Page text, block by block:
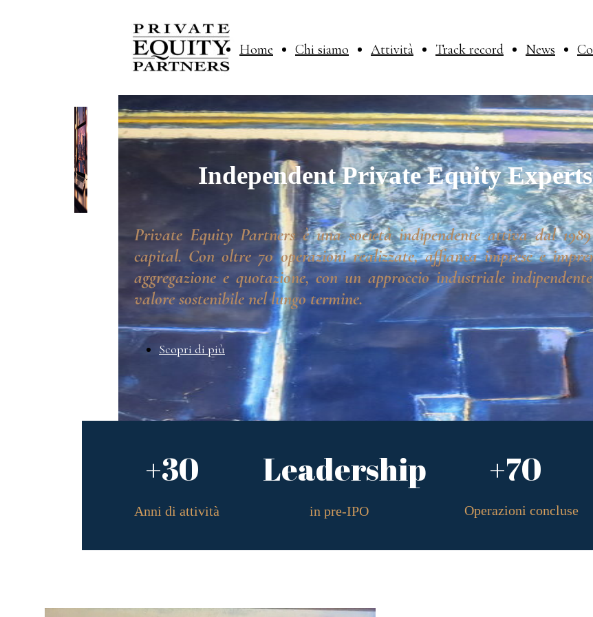
Home Chi siamo Attività Track record News
Independent Private Equity Experts
Private Equity Partners è una società indipendente attiva dal
capital. Con oltre 70 operazioni realizzate, affianca imprese e
aggregazione e quotazione, con un approccio industriale
valore sostenibile nel lungo termine.
Scopri di più
+70
Leadership
+30
Operazioni concluse
in pre-IPO
Anni di attività